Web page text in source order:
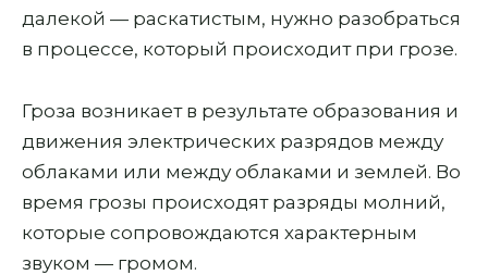
далекой — раскатистым, нужно разобраться
в процессе, который происходит при грозе.
Гроза возникает в результате образования и
движения электрических разрядов между
облаками или между облаками и землей. Во
время грозы происходят разряды молний,
которые сопровождаются характерным
звуком — громом.